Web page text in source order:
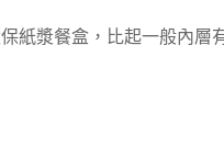
紙漿餐盒，比起一般內層